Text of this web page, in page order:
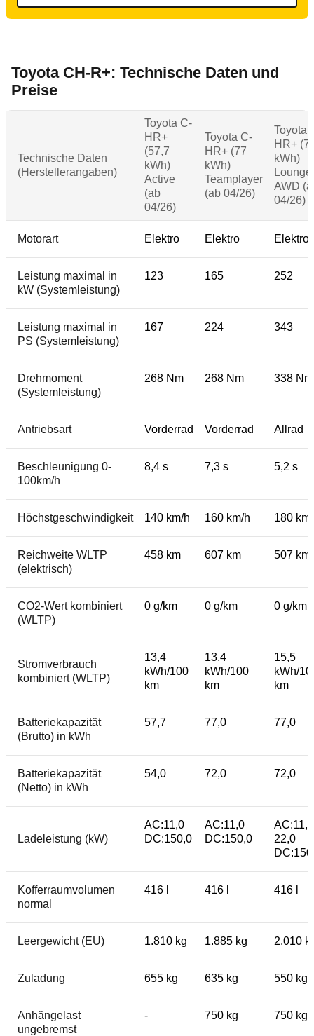
Toyota CH-R+: Technische Daten und
Preise
Technische Daten
(Herstellerangaben)
Toyota C-
HR+
(57,7
kWh)
Active
(ab
04/26)
Toyota C-
HR+ (77
kWh)
Teamplayer
(ab 04/26)
Toyota
HR+
kWh)
Lounge
AWD
04/26)
Motorart Elektro Elektro Elektro
Leistung maximal in
kW (Systemleistung)
123 165 252
Leistung maximal in
PS (Systemleistung)
167 224 343
Drehmoment
(Systemleistung)
268 Nm 268 Nm 338 Nm
Antriebsart Vorderrad Vorderrad Allrad
Beschleunigung 0-
100km/h
8,4 s 7,3 s 5,2 s
Höchstgeschwindigkeit 140 km/h 160 km/h 180
Reichweite WLTP
(elektrisch)
458 km 607 km 507 km
CO2-Wert kombiniert
(WLTP)
0 g/km 0 g/km 0 g/km
Stromverbrauch
kombiniert (WLTP)
13,4
kWh/100
km
13,4
kWh/100
km
15,5
kWh/
km
Batteriekapazität
(Brutto) in kWh
57,7 77,0 77,0
Batteriekapazität
(Netto) in kWh
54,0 72,0 72,0
Ladeleistung (kW)
AC:11,0
DC:150,0
AC:11,0
DC:150,0
22,0
Kofferraumvolumen
normal
416 l 416 l 416 l
Leergewicht (EU) 1.810 kg 1.885 kg 2.010
Zuladung 655 kg 635 kg 550 kg
Anhängelast
ungebremst
- 750 kg 750 kg